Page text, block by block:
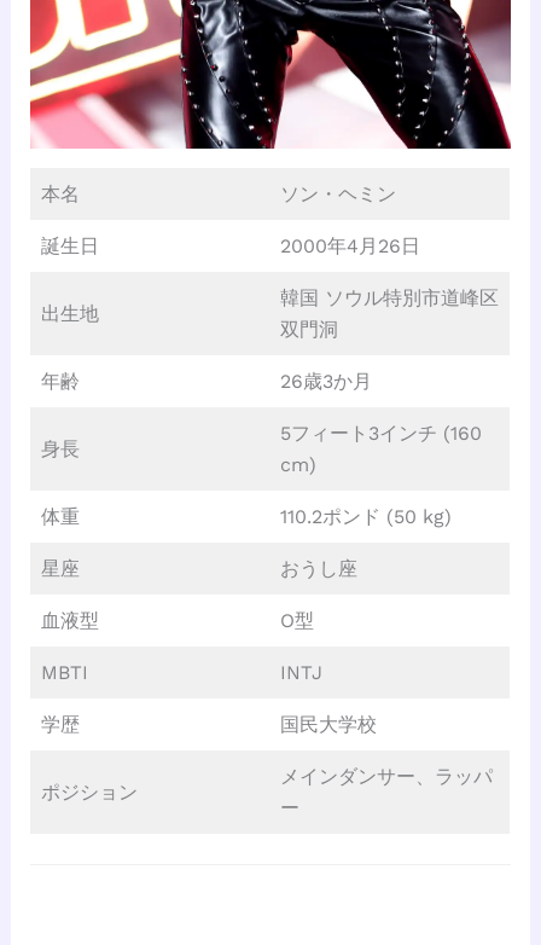
本名 ソン・ヘミン
誕生日 2000年4月26日
出生地
韓国 ソウル特別市道峰区
双門洞
年齢 26歳3か月
身長
5フィート3インチ (160
cm)
体重 110.2ポンド (50 kg)
星座 おうし座
血液型 O型
MBTI INTJ
学歴 国民大学校
ポジション
メインダンサー、ラッパ
ー